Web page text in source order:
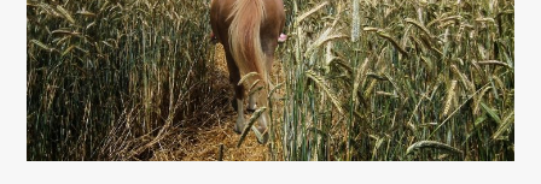
noch?